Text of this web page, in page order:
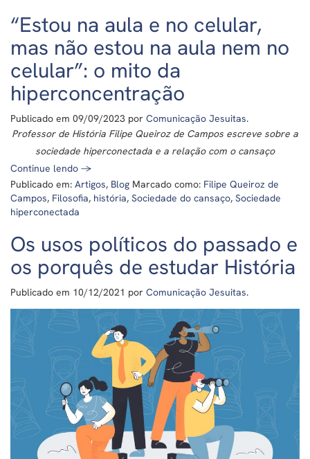
“Estou na aula e no celular,
mas não estou na aula nem no
celular”: o mito da
hiperconcentração
Publicado em 09/09/2023 por Comunicação Jesuitas.
Professor de História Filipe Queiroz de Campos escreve sobre a
sociedade hiperconectada e a relação com o cansaço
Continue lendo →
Publicado em: Artigos, Blog Marcado como: Filipe Queiroz de
Campos, Filosofia, história, Sociedade do cansaço, Sociedade
hiperconectada
Os usos políticos do passado e
os porquês de estudar História
Publicado em 10/12/2021 por Comunicação Jesuitas.